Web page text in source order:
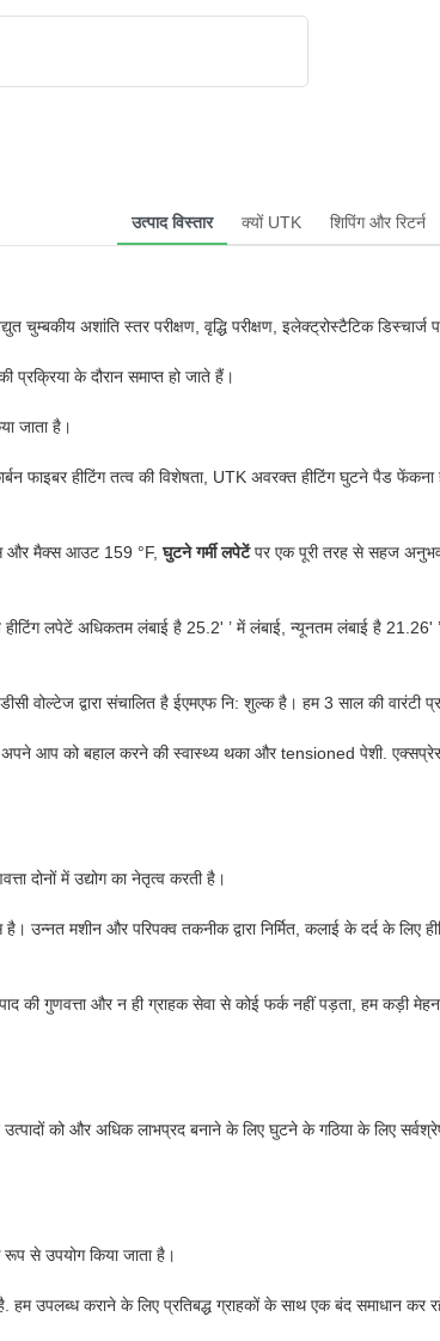
उत्पाद विस्तार क्यों UTK शिपिंग और रिटर्न
चुम्बकीय अशांति स्तर परीक्षण, वृद्धि परीक्षण, इलेक्ट्रोस्टैटिक डिस्चार्ज
के दौरान समाप्त हो जाते हैं।
जाता है।
फाइबर हीटिंग तत्व की विशेषता, UTK अवरक्त हीटिंग घुटने पैड
और मैक्स आउट 159 °F,घुटने गर्मी लपेटेंपर एक पूरी तरह से सहज अनुभव
लपेटें अधिकतम लंबाई है 25.2' ’ में लंबाई, न्यूनतम लंबाई है 21.26'
वोल्टेज द्वारा संचालित है ईएमएफ नि: शुल्क है। हम 3 साल की
आप को बहाल करने की स्वास्थ्य थका और tensioned पेशी. एक्सप्रेस
दोनों में उद्योग का नेतृत्व करती है।
मशीन और परिपक्व तकनीक द्वारा निर्मित, कलाई के दर्द के लिए
की गुणवत्ता और न ही ग्राहक सेवा से कोई फर्क नहीं पड़ता, हम
को और अधिक लाभप्रद बनाने के लिए घुटने के गठिया के लिए
रूप से उपयोग किया जाता है।
हम उपलब्ध कराने के लिए प्रतिबद्ध ग्राहकों के साथ एक बंद समाधान